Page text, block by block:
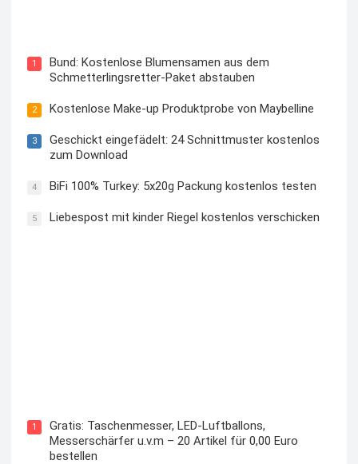
1
Bund: Kostenlose Blumensamen aus dem
Schmetterlingsretter-Paket abstauben
2 Kostenlose Make-up Produktprobe von Maybelline
3
Geschickt eingefädelt: 24 Schnittmuster kostenlos
zum Download
4 BiFi 100% Turkey: 5x20g Packung kostenlos testen
5 Liebespost mit kinder Riegel kostenlos verschicken
1
Gratis: Taschenmesser, LED-Luftballons,
Messerschärfer u.v.m – 20 Artikel für 0,00 Euro
bestellen